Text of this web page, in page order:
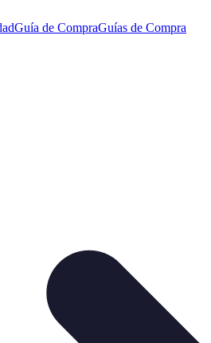
Guía de CompraGuías de Compra